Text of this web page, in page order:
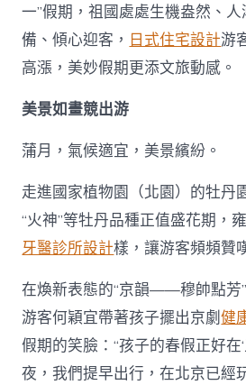
一”假期，祖國處處生機盎然、
備、傾心迎客， 日式住宅設計游
高漲，美妙假期更添文旅動感。
美景如畫競出游
蒲月，氣候適宜，美景繽紛。
走進國家植物園（北園）的牡丹
“火神”等牡丹品種正值盛花期，
牙醫診所設計樣，讓游客頻頻贊
在煥新表態的“京韻——穆帥點芳
游客何穎宜帶著孩子擺出京劇健
假期的笑臉：“孩子的春假正好在
夜，我們提早出行，在北京已經